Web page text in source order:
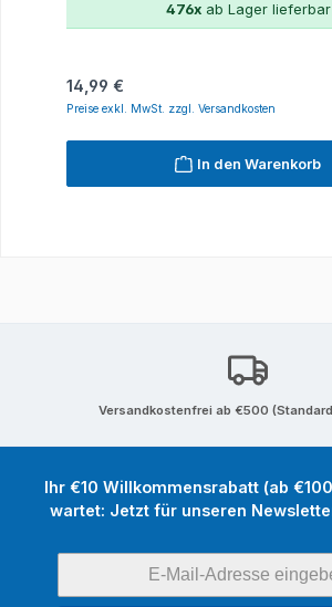
476xab Lager lieferbar
Regulärer Preis:
14,99 €
Preise exkl. MwSt. zzgl. Versandkosten
In den Warenkorb
Versandkostenfrei ab €500
Ihr €10 Willkommensrabatt (ab
wartet: Jetzt für unseren